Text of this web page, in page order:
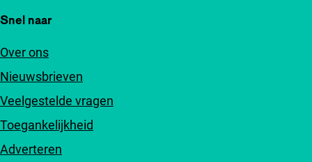
Snel naar
Over ons
Nieuwsbrieven
Veelgestelde vragen
Toegankelijkheid
Adverteren